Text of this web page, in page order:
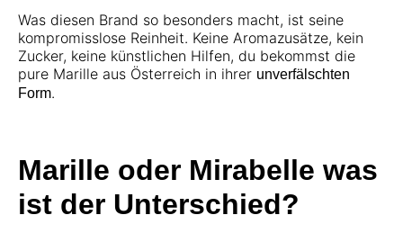
Was diesen Brand so besonders macht, ist seine
kompromisslose Reinheit. Keine Aromazusätze, kein
Zucker, keine künstlichen Hilfen, du bekommst die
pure Marille aus Österreich in ihrer unverfälschten
Form.
Marille oder Mirabelle was
ist der Unterschied?